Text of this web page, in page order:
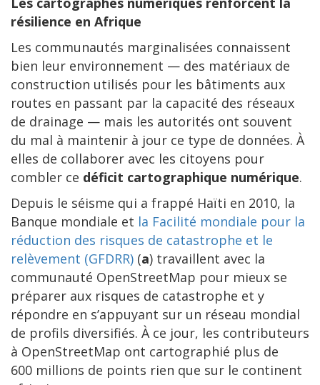
résilience en Afrique
Les communautés marginalisées connaissent
bien leur environnement — des matériaux de
construction utilisés pour les bâtiments aux
routes en passant par la capacité des réseaux
de drainage — mais les autorités ont souvent
du mal à maintenir à jour ce type de données. À
elles de collaborer avec les citoyens pour
combler ce déficit cartographique numérique.
Depuis le séisme qui a frappé Haïti en 2010, la
Banque mondiale et la Facilité mondiale pour la
réduction des risques de catastrophe et le
relèvement (GFDRR) (a) travaillent avec la
communauté OpenStreetMap pour mieux se
préparer aux risques de catastrophe et y
répondre en s’appuyant sur un réseau mondial
de profils diversifiés. À ce jour, les contributeurs
à OpenStreetMap ont cartographié plus de
600 millions de points rien que sur le continent